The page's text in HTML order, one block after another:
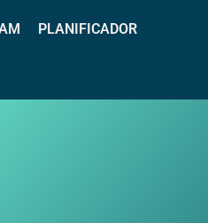
PLANIFICADOR